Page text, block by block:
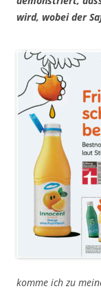
wird, wobei der
komme ich zu